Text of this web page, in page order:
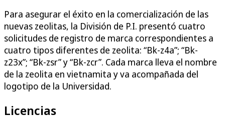
Para asegurar el éxito en la comercialización de las
nuevas zeolitas, la División de P.I. presentó cuatro
solicitudes de registro de marca correspondientes a
cuatro tipos diferentes de zeolita: “Bk-z4a”; “Bk-
z23x”; “Bk-zsr” y “Bk-zcr”. Cada marca lleva el nombre
de la zeolita en vietnamita y va acompañada del
logotipo de la Universidad.
Licencias